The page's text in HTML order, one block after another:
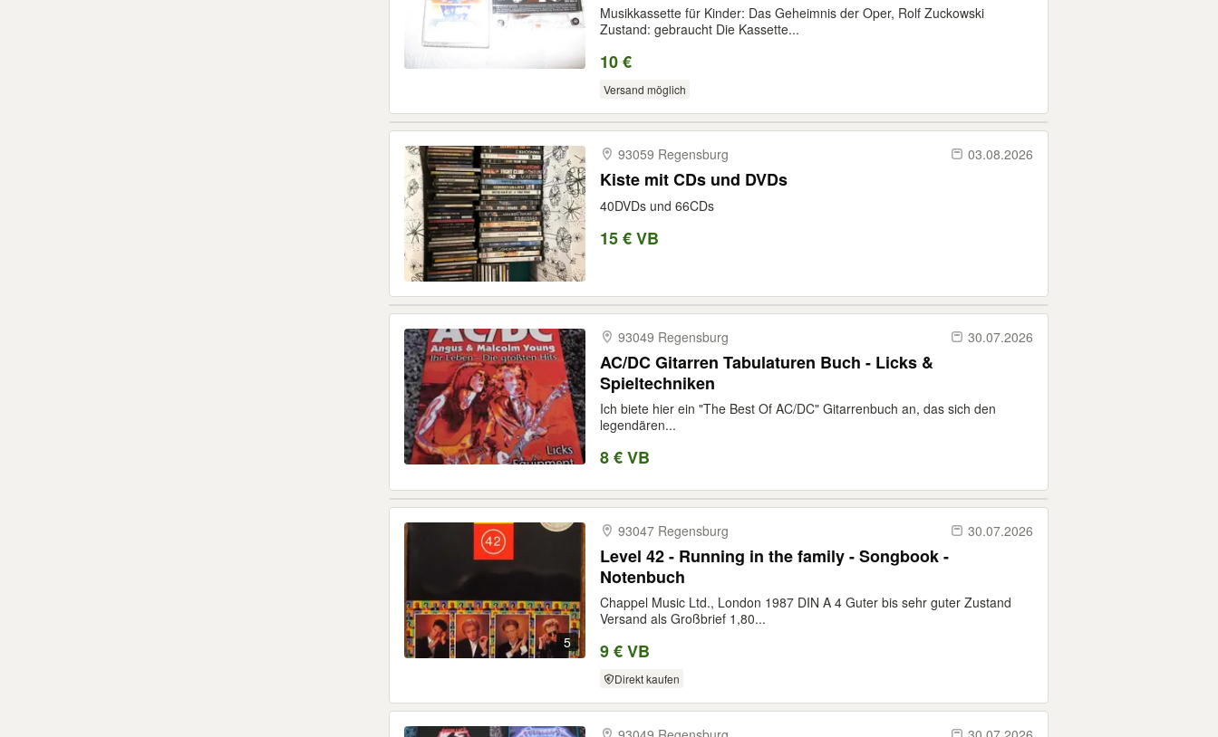
Musikkassette für Kinder: Das Geheimnis der Oper, Rolf Zuckowski
Zustand: gebraucht Die Kassette...
10 €
Versand möglich
93059 Regensburg 03.08.2026
Kiste mit CDs und DVDs
40DVDs und 66CDs
15 € VB
93049 Regensburg 30.07.2026
AC/DC Gitarren Tabulaturen Buch - Licks &
Spieltechniken
Ich biete hier ein "The Best Of AC/DC" Gitarrenbuch an, das sich den
legendären...
8 € VB
5
93047 Regensburg 30.07.2026
Level 42 - Running in the family - Songbook -
Notenbuch
Chappel Music Ltd., London 1987 DIN A 4 Guter bis sehr guter Zustand
Versand als Großbrief 1,80...
9 € VB
Direkt kaufen